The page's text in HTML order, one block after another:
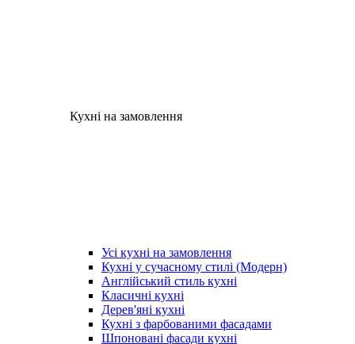
Кухні на замовлення
Усі кухні на замовлення
Кухні у сучасному стилі (Модерн)
Англійський стиль кухні
Класичні кухні
Дерев'яні кухні
Кухні з фарбованими фасадами
Шпоновані фасади кухні